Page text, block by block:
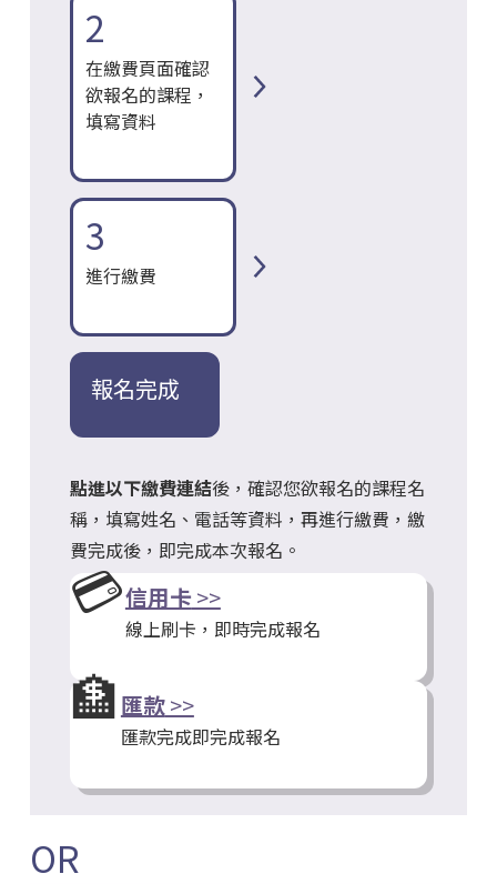
2
在繳費頁面確認
欲報名的課程，
填寫資料
3
進行繳費
報名完成
點進以下繳費連結後，確認您欲報名的課程名
稱，填寫姓名、電話等資料，再進行繳費，繳
費完成後，即完成本次報名。
💳信用卡>>
線上刷卡，即時完成報名
🏦 匯款>>
匯款完成即完成報名
OR